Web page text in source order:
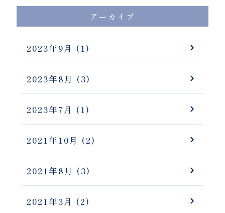
アーカイブ
2023年9月 (1)
2023年8月 (3)
2023年7月 (1)
2021年10月 (2)
2021年8月 (3)
2021年3月 (2)